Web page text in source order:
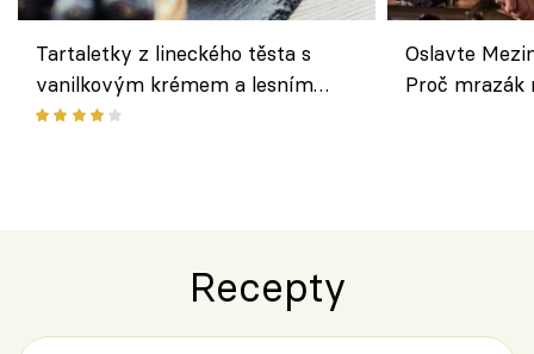
Tartaletky z lineckého těsta s
vanilkovým krémem a lesním
ovocem podle Bread Society
Oslavte
Proč
Recepty